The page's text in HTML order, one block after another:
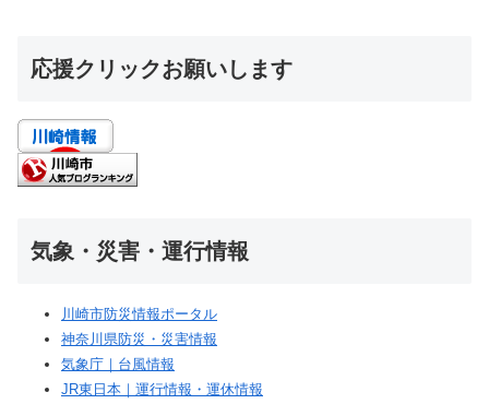
応援クリックお願いします
気象・災害・運行情報
川崎市防災情報ポータル
神奈川県防災・災害情報
気象庁｜台風情報
JR東日本｜運行情報・運休情報